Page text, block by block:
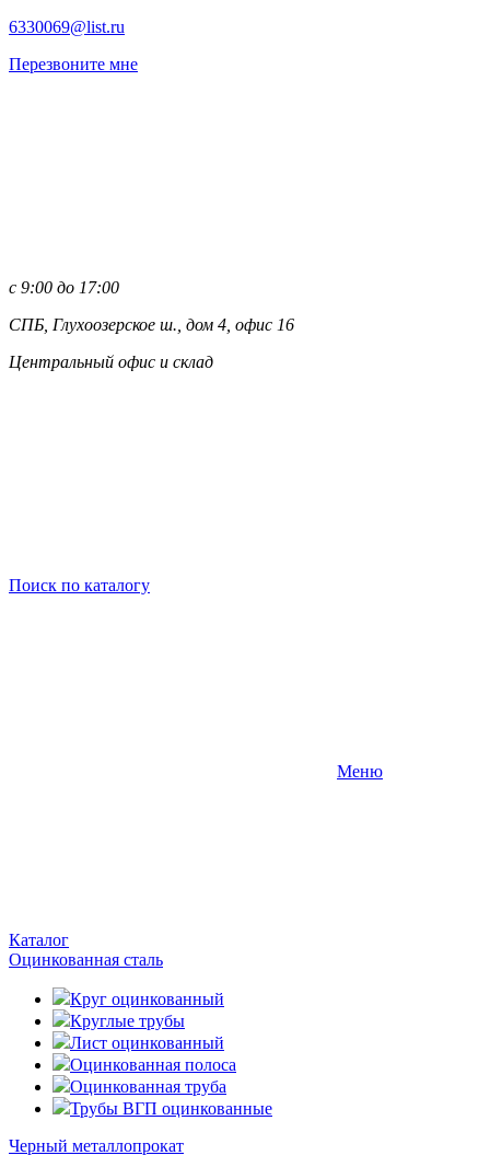
6330069@list.ru
Перезвоните мне
с 9:00 до 17:00
СПБ, Глухоозерское ш., дом 4, офис 16
Центральный офис и склад
Поиск по каталогу
Меню
Каталог
Оцинкованная сталь
Круг оцинкованный
Круглые трубы
Лист оцинкованный
Оцинкованная полоса
Оцинкованная труба
Трубы ВГП оцинкованные
Черный металлопрокат